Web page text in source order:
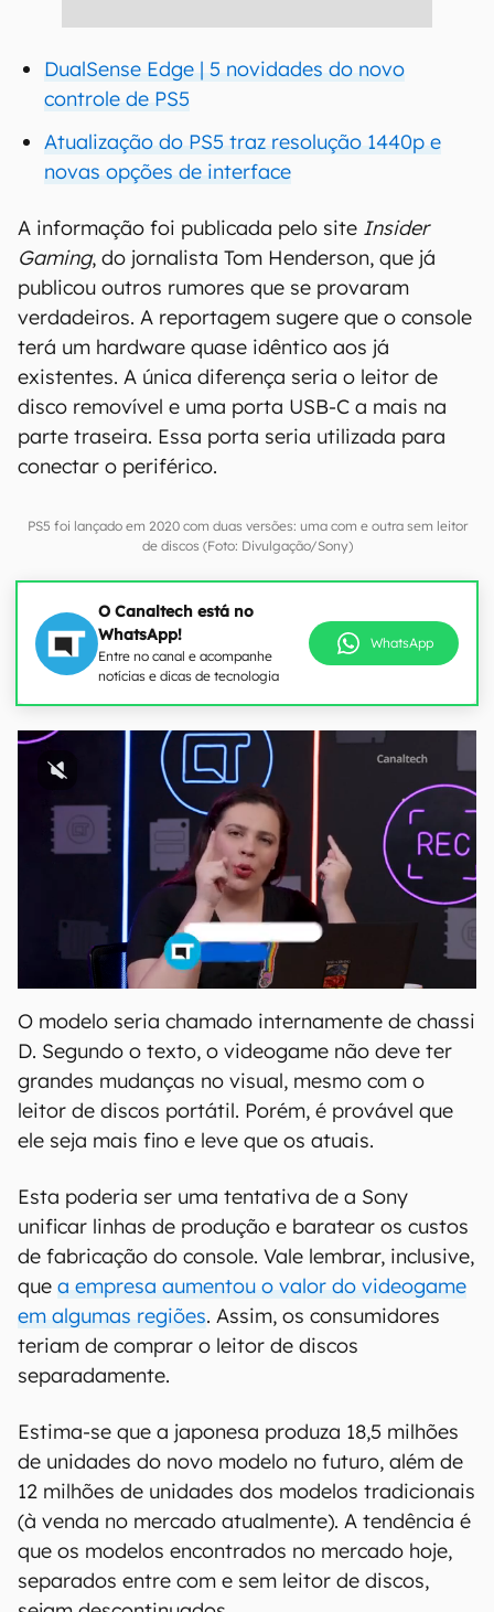
DualSense Edge | 5 novidades do novo
controle de PS5
Atualização do PS5 traz resolução 1440p e
novas opções de interface
A informação foi publicada pelo site Insider
Gaming, do jornalista Tom Henderson, que já
publicou outros rumores que se provaram
verdadeiros. A reportagem sugere que o console
terá um hardware quase idêntico aos já
existentes. A única diferença seria o leitor de
disco removível e uma porta USB-C a mais na
parte traseira. Essa porta seria utilizada para
conectar o periférico.
PS5 foi lançado em 2020 com duas versões: uma com e outra sem leitor
de discos (Foto: Divulgação/Sony)
O Canaltech está no
WhatsApp!
Entre no canal e acompanhe
notícias e dicas de tecnologia
WhatsApp
O modelo seria chamado internamente de chassi
D. Segundo o texto, o videogame não deve ter
grandes mudanças no visual, mesmo com o
leitor de discos portátil. Porém, é provável que
ele seja mais fino e leve que os atuais.
Esta poderia ser uma tentativa de a Sony
unificar linhas de produção e baratear os custos
de fabricação do console. Vale lembrar, inclusive,
que a empresa aumentou o valor do videogame
em algumas regiões. Assim, os consumidores
teriam de comprar o leitor de discos
separadamente.
Estima-se que a japonesa produza 18,5 milhões
de unidades do novo modelo no futuro, além de
12 milhões de unidades dos modelos tradicionais
(à venda no mercado atualmente). A tendência é
que os modelos encontrados no mercado hoje,
separados entre com e sem leitor de discos,